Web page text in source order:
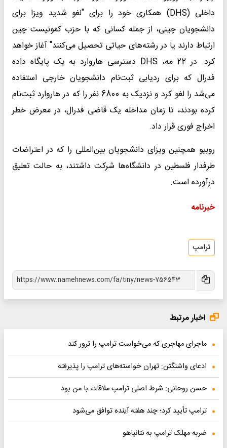
داخلی (DHS) همکاری خود را برای "لغو شدید ویزا برای
دانشجویان چینی، از جمله کسانی که با حزب کمونیست چین
ارتباط دارند یا در رشته‌های حیاتی تحصیل می‌کنند" آغاز خواهد
کرد. در 22 مه، DHS دسترسی هاروارد به یک پایگاه داده
فدرال که برای ردیابی ثبت‌نام دانشجویان خارجی استفاده
می‌شد را لغو کرد و نزدیک به 6800 نفر را که در هاروارد ثبت‌نام
کرده بودند، تا زمان مداخله یک قاضی فدرال، در معرض خطر
اخراج فوری قرار داد.
روبیو همچنین ویزای دانشجویان بین‌المللی را که در اعتراضات
طرفدار فلسطین در دانشگاه‌ها شرکت داشتند، به حالت تعلیق
درآورده است.
خبرنامه
ترامپ
اخبار مرتبط
ماجرای مهاجری که می‌خواست ترامپ را ترور کند
ادعای واشنگتن: تهران خواسته‌های ترامپ را پذیرفته
حسن روحانی: شرط اصلی ترامپ ملاقات با من بود
ترامپ تأیید کرد؛ چند هفته آینده توافق می‌شود
ضربه مهلک ترامپ به نتانیاهو